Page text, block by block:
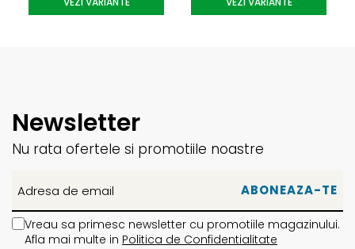
Newsletter
Nu rata ofertele si promotiile noastre
Vreau sa primesc newsletter cu promotiile magazinului.
Afla mai multe in Politica de Confidentialitate